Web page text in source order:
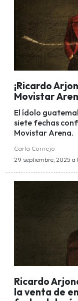
¡Ricardo
Movistar
El ídolo
siete fechas
Movistar Arena.
Carla Cornejo
29 septiembre, 2025 a
Ricardo
la venta de